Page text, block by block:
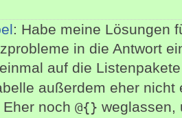
: Habe meine Lösungen
in die Antwort
auf die
außerdem eher
noch @{} weglassen,